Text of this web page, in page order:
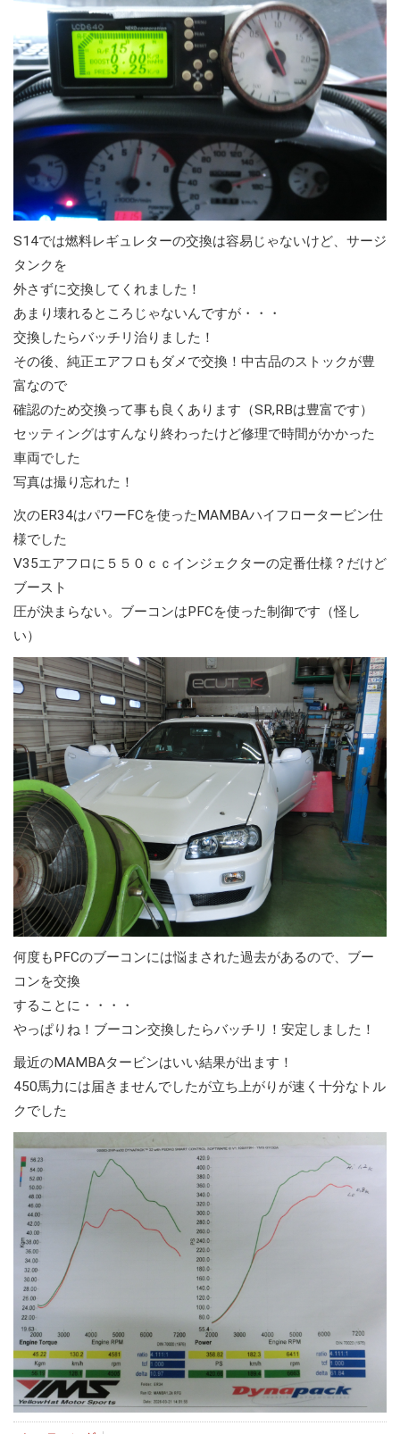
S14では燃料レギュレターの交換は容易じゃないけど、サージ
タンクを
外さずに交換してくれました！
あまり壊れるところじゃないんですが・・・
交換したらバッチリ治りました！
その後、純正エアフロもダメで交換！中古品のストックが豊
富なので
確認のため交換って事も良くあります（SR,RBは豊富です）
セッティングはすんなり終わったけど修理で時間がかかった
車両でした
写真は撮り忘れた！
次のER34はパワーFCを使ったMAMBAハイフロータービン仕
様でした
V35エアフロに５５０ｃｃインジェクターの定番仕様？だけど
ブースト
圧が決まらない。ブーコンはPFCを使った制御です（怪し
い）
何度もPFCのブーコンには悩まされた過去があるので、ブー
コンを交換
することに・・・・
やっぱりね！ブーコン交換したらバッチリ！安定しました！
最近のMAMBAタービンはいい結果が出ます！
450馬力には届きませんでしたが立ち上がりが速く十分なトル
クでした